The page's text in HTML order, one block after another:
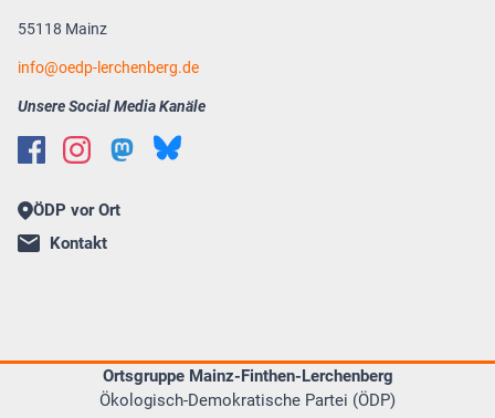
55118 Mainz
info oedp-lerchenberg.de
Unsere Social Media Kanäle
ÖDP vor Ort
Kontakt
Ortsgruppe Mainz-Finthen-Lerchenberg
Ökologisch-Demokratische Partei (ÖDP)